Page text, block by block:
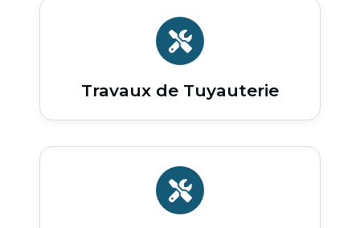
Travaux de Tuyauterie